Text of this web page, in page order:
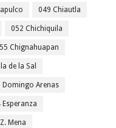
049 Chiautla
052 Chichiquila
Chignahuapan
de la Sal
Domingo Arenas
Esperanza
Mena